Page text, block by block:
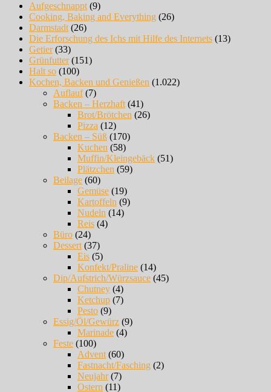
Aufgeschnappt (9)
Cooking, Baking and Everything (26)
Darmstadt (26)
Die Erforschung des Ichs mit Hilfe des Internets (13)
Getier(33)
Grünfutter(151)
Halt so (100)
Kochen, Backen und Genießen (1.022)
Auflauf(7)
Backen – Herzhaft (41)
Brot/Brötchen (26)
Pizza (12)
Backen – Süß (170)
Kuchen (58)
Muffin/Kleingebäck (51)
Plätzchen (59)
Beilage (60)
Gemüse (19)
Kartoffeln (9)
Nudeln (14)
Reis (4)
Büro (24)
Dessert (37)
Eis (5)
Konfekt/Praline (14)
Dip/Aufstrich/Würzsauce (45)
Chutney (4)
Ketchup (7)
Pesto (9)
Essig/Öl/Gewürz (9)
Marinade (4)
Feste (100)
Advent (60)
Fastnacht/Fasching (2)
Neujahr(7)
Ostern (11)